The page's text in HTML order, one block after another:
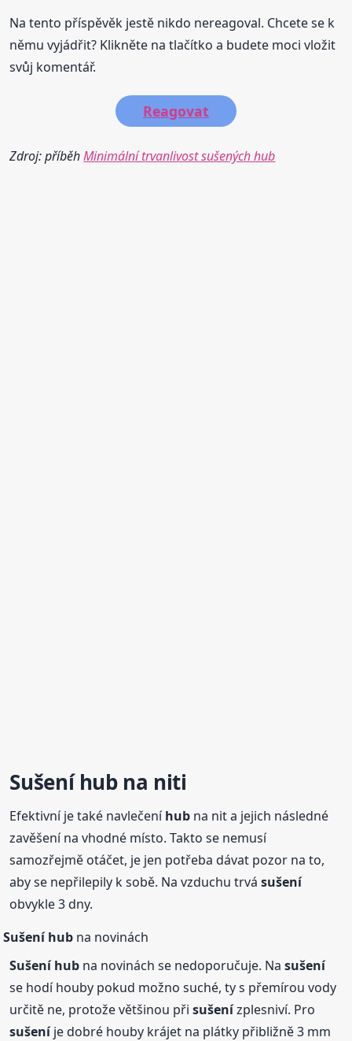
Na tento příspěvěk jestě nikdo nereagoval. Chcete se k
němu vyjádřit? Klikněte na tlačítko a budete moci vložit
svůj komentář.
Reagovat
Zdroj: příběhMinimální trvanlivost sušených hub
Sušení hubna niti
Efektivní je také navlečeníhub na nit a jejich následné
zavěšení na vhodné místo. Takto se nemusí
samozřejmě otáčet, je jen potřeba dávat pozor na to,
aby se nepřilepily k sobě. Na vzduchu trvásušení
obvykle 3 dny.
Sušení hub na novinách
Sušení hub na novinách se nedoporučuje. Nasušení
se hodí houby pokud možno suché, ty s přemírou vody
určitě ne, protože většinou přisušenízplesniví. Pro
sušeníje dobré houby krájet na plátky přibližně 3 mm